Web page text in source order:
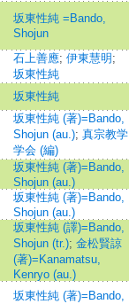
坂東性純 =Bando,
Shojun
石上善應; 伊東慧明 ;
坂東性純
坂東性純
坂東性純 (著)=Bando,
Shojun (au.); 真宗教学
学会 (編)
坂東性純 (著)=Bando,
Shojun (au.)
坂東性純 (著)=Bando,
Shojun (au.)
坂東性純 (譯)=Bando,
Shojun (tr.); 金松賢諒
(著)=Kanamatsu,
Kenryo (au.)
坂東性純 (著)=Bando,